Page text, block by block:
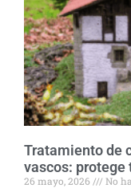
Tratamiento de
vascos:
26 mayo, 2026
No